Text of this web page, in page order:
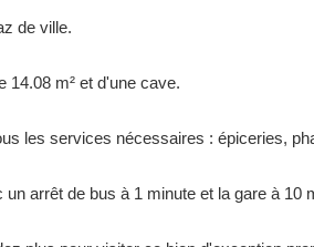
de ville.
14.08 m² et d'une cave.
les services nécessaires : épiceries,
arrêt de bus à 1 minute et la gare à 10